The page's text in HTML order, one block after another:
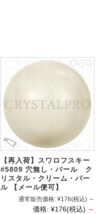
【再入荷】スワロフスキー
#5809 穴無し・パール ク
リスタル・クリーム・パー
ル 【メール便可】
通常販売価格: ¥176(税込) ～
価格: ¥176(税込) ～